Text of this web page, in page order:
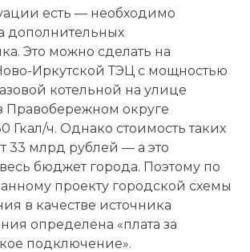
есть — необходимо
дополнительных
Это можно сделать на
Иркутской ТЭЦ с мощностью
котельной на улице
Правобережном округе
Гкал/ч. Однако стоимость таких
33 млрд рублей — а это
бюджет города. Поэтому по
проекту городской схемы
в качестве источника
определена «плата за
подключение».